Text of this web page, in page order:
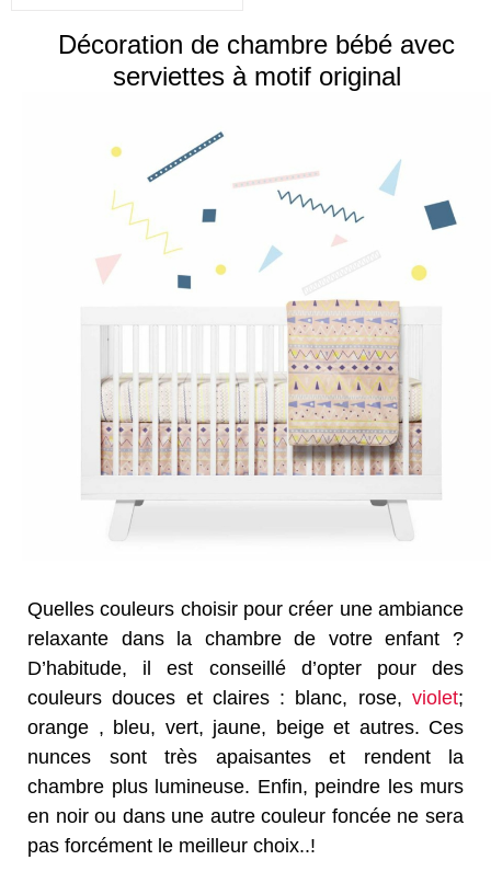
Décoration de chambre bébé avec
serviettes à motif original
Quelles couleurs choisir pour créer une ambiance
relaxante dans la chambre de votre enfant ?
D’habitude, il est conseillé d’opter pour des
couleurs douces et claires : blanc, rose, violet;
orange , bleu, vert, jaune, beige et autres. Ces
nunces sont très apaisantes et rendent la
chambre plus lumineuse. Enfin, peindre les murs
en noir ou dans une autre couleur foncée ne sera
pas forcément le meilleur choix..!